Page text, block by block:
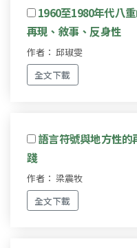
1960至1980年代八
再現、敘事、反身性
作者： 邱琡雯
全文下載
語言符號與地方性
踐
作者： 梁震牧
全文下載